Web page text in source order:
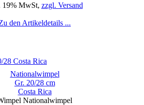
19% MwSt, zzgl. Versand
den Artikeldetails ...
Nationalwimpel
Gr. 20/28 cm
Costa Rica
Nationalwimpel